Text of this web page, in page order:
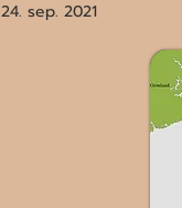
24. sep. 2021